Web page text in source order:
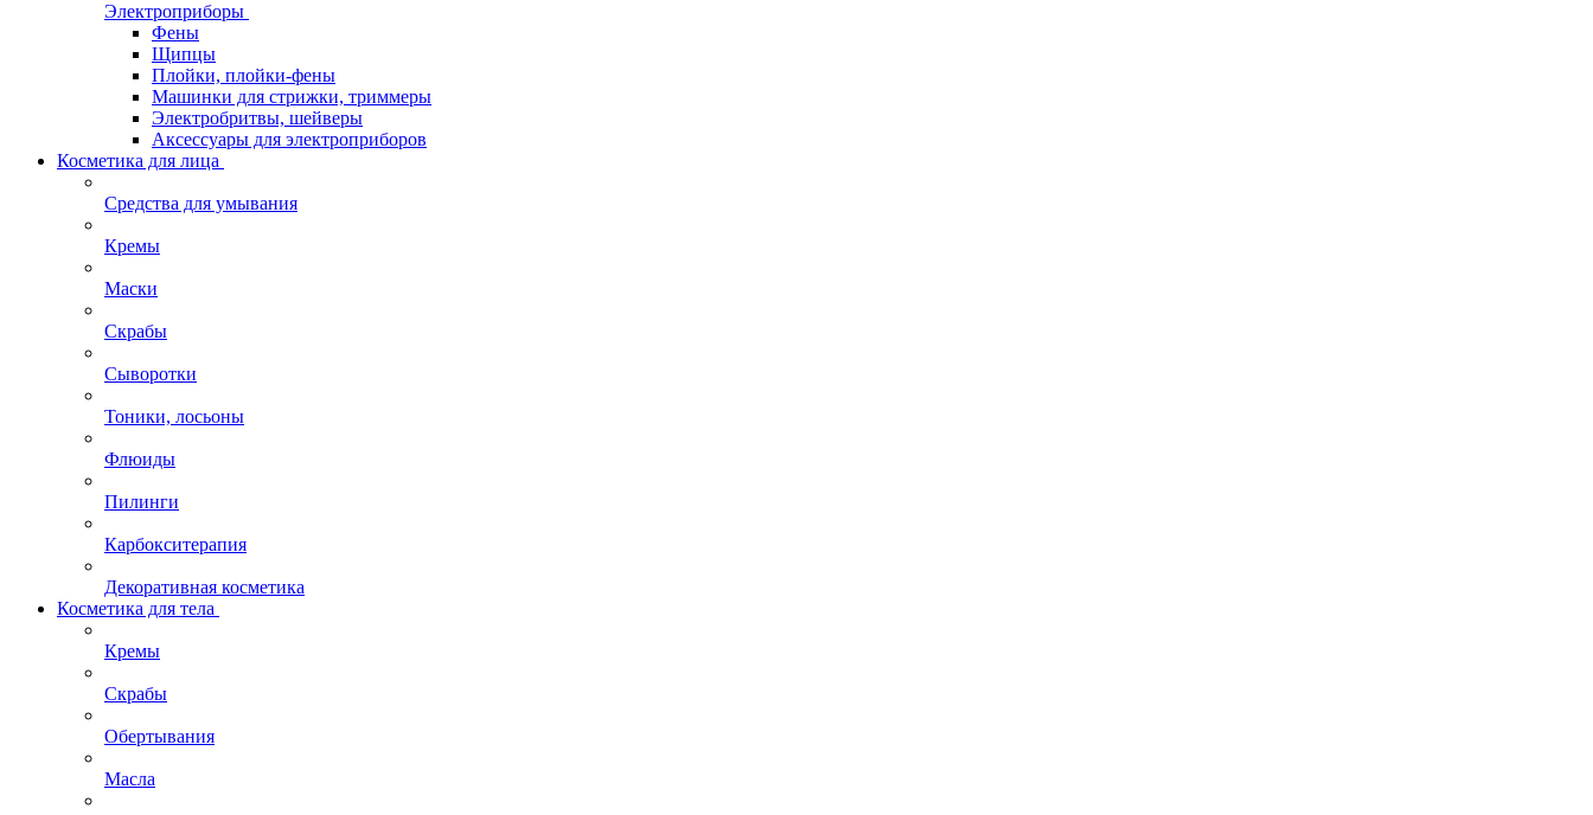
Электроприборы
Фены
Щипцы
Плойки, плойки-фены
Машинки для стрижки, триммеры
Электробритвы, шейверы
Аксессуары для электроприборов
Косметика для лица
Средства для умывания
Кремы
Маски
Скрабы
Сыворотки
Тоники, лосьоны
Флюиды
Пилинги
Карбокситерапия
Декоративная косметика
Косметика для тела
Кремы
Скрабы
Обертывания
Масла